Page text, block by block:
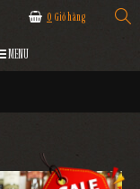
0 Giỏ hàng
MENU